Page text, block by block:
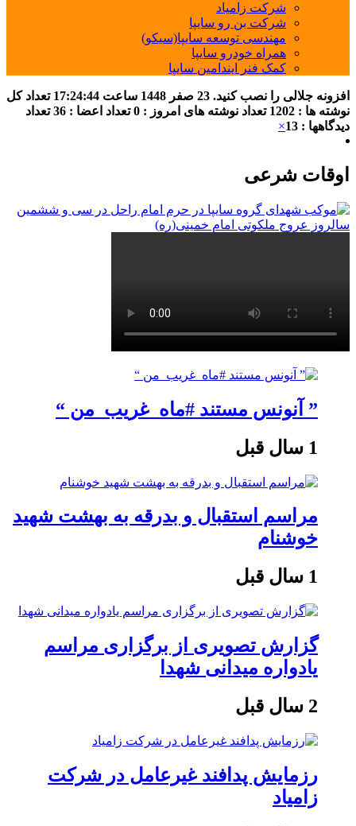
شرکت زامیاد
شرکت بن رو سایپا
مهندسی توسعه سایپا(سیکو)
همراه خودرو سایپا
کمک فنر ایندامین سایپا
افزونه جلالی را نصب کنید. 23 صفر 1448 ساعت 17:24:44 تعداد کل
نوشته ها : 1202
تعداد نوشته های امروز : 0 تعداد اعضا : 36
تعداد
دیدگاهها : 13
×
اوقات شرعی
” آنونس مستند #ماه_غریب_من “
1 سال قبل
مراسم استقبال و بدرقه به بهشت شهید
خوشنام
1 سال قبل
گزارش تصویری از برگزاری مراسم
یادواره میدانی شهدا
2 سال قبل
رزمایش پدافند غیرعامل در شرکت
زامیاد